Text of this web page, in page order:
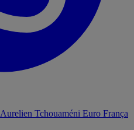
Aurelien Tchouaméni Euro França